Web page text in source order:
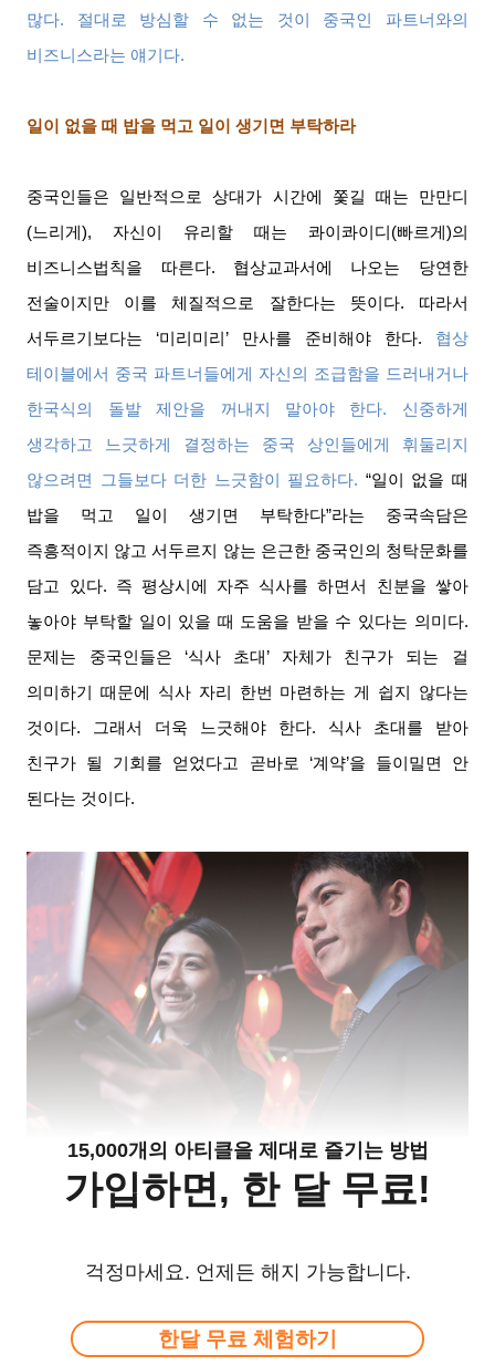
많다. 절대로 방심할 수 없는 것이 중국인 파트너와의
비즈니스라는 얘기다.
일이 없을 때 밥을 먹고 일이 생기면 부탁하라
중국인들은 일반적으로 상대가 시간에 쫓길 때는 만만디
(느리게), 자신이 유리할 때는 콰이콰이디 (빠르게 )의
비즈니스법칙을 따른다. 협상교과서에 나오는 당연한
전술이지만 이를 체질적으로 잘한다는 뜻이다. 따라서
서두르기보다는 ‘미리미리 ’ 만사를 준비해야 한다. 협상
테이블에서 중국 파트너들에게 자신의 조급함을 드러내거나
한국식의 돌발 제안을 꺼내지 말아야 한다. 신중하게
생각하고 느긋하게 결정하는 중국 상인들에게 휘둘리지
않으려면 그들보다 더한 느긋함이 필요하다. “일이 없을 때
밥을 먹고 일이 생기면 부탁한다”라는 중국속담은
즉흥적이지 않고 서두르지 않는 은근한 중국인의 청탁문화를
담고 있다. 즉 평상시에 자주 식사를 하면서 친분을 쌓아
놓아야 부탁할 일이 있을 때 도움을 받을 수 있다는 의미다.
문제는 중국인들은 ‘식사 초대 ’ 자체가 친구가 되는 걸
의미하기 때문에 식사 자리 한번 마련하는 게 쉽지 않다는
것이다. 그래서 더욱 느긋해야 한다. 식사 초대를 받아
친구가 될 기회를 얻었다고 곧바로 ‘계약’을 들이밀면 안
된다는 것이다.
15,000개의 아티클을 제대로 즐기는 방법
가입하면, 한 달 무료!
걱정마세요. 언제든 해지 가능합니다.
한달 무료 체험하기